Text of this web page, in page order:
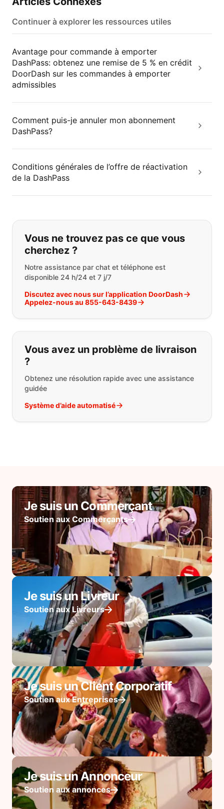
Continuer à explorer les ressources utiles
Avantage pour commande à emporter
DashPass: obtenez une remise de 5 % en crédit
DoorDash sur les commandes à emporter
admissibles
Comment puis-je annuler mon abonnement
DashPass?
Conditions générales de l’offre de réactivation
de la DashPass
Si vous ne trouvez pas ce que vous
Vous ne trouvez pas ce que vous
cherchez ?
Notre assistance par chat et téléphone est
disponible 24 h/24 et 7 j/7
Discutez avec nous sur l’application DoorDash
Appelez-nous au 855-643-8439
Vous avez un problème de livraison
?
Obtenez une résolution rapide avec une assistance
guidée
Système d’aide automatisé
Je suis un Commerçant
Soutien aux Commerçants
Je suis un Livreur
Soutien aux Livreurs
Je suis un Client Corporatif
Soutien aux Entreprises
Je suis un Annonceur
Soutien aux annonces